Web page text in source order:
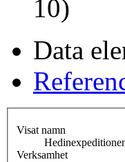
10)
Data
Visat namn
Verksamhet